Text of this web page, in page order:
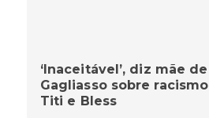
‘Inaceitável’, diz mãe
Gagliasso sobre
Titi e Bless